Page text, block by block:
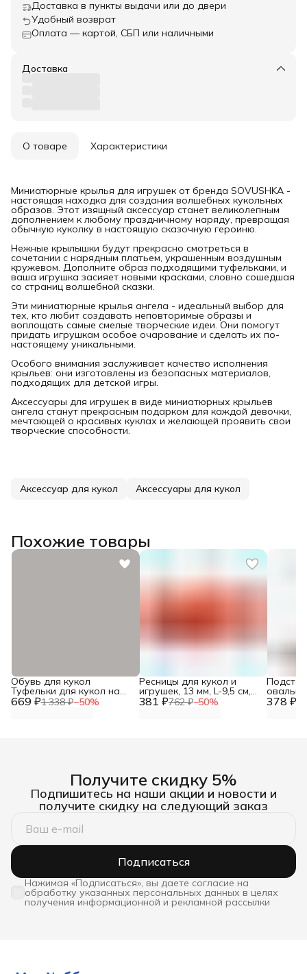
Доставка в пункты выдачи или до двери
Удобный возврат
Оплата — картой, СБП или наличными
Доставка
О товаре Характеристики
Миниатюрные крылья для игрушек от бренда SOVUSHKА -
настоящая находка для создания волшебных кукольных
образов. Этот изящный аксессуар станет великолепным
дополнением к любому праздничному наряду, превращая
обычную куколку в настоящую сказочную героиню.
Нежные крылышки будут прекрасно смотреться в
сочетании с нарядным платьем, украшенным воздушным
кружевом. Дополните образ подходящими туфельками, и
ваша игрушка засияет новыми красками, словно сошедшая
со страниц волшебной сказки.
Эти миниатюрные крылья ангела - идеальный выбор для
тех, кто любит создавать неповторимые образы и
воплощать самые смелые творческие идеи. Они помогут
придать игрушкам особое очарование и сделать их по-
настоящему уникальными.
Особого внимания заслуживает качество исполнения
крыльев: они изготовлены из безопасных материалов,
подходящих для детской игры.
Аксессуары для игрушек в виде миниатюрных крыльев
ангела станут прекрасным подарком для каждой девочки,
мечтающей о красивых куклах и желающей проявить свои
творческие способности.
Аксессуар для кукол Аксессуары для кукол
Похожие товары
669 ₽1 338 ₽−50%
Обувь для кукол
Туфельки для кукол на
каблучке, 1 пара, 381 ₽762 ₽−50%
Ресницы для кукол и
игрушек, 13 мм, L-9,5 см,
Sovushka, оранжевый 378 ₽
см,
Получите скидку 5%
Подпишитесь на наши акции и новости и
получите скидку на следующий заказ
Подписаться
Нажимая «Подписаться», вы даете согласие на
обработку указанных персональных данных в целях
получения информационной и рекламной рассылки